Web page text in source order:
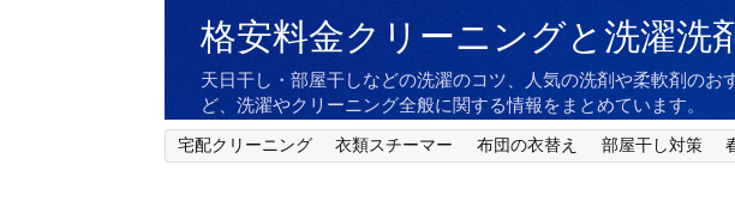
格安料金クリーニングと洗濯洗
天日干し・部屋干しなどの洗濯のコツ、人気の洗剤や柔軟剤の
ど、洗濯やクリーニング全般に関する情報をまとめています。
宅配クリーニング 衣類スチーマー 布団の衣替え 部屋干し対策